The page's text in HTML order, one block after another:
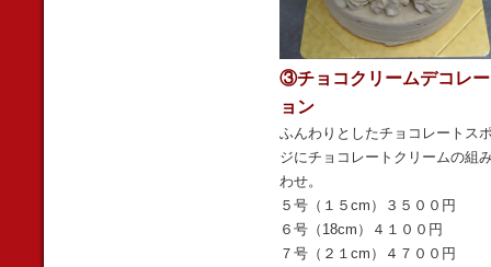
③チョコクリームデコレ
ョン
ふんわりとしたチョコレートス
ジにチョコレートクリームの組
わせ。
５号（１５cm）３５００円
６号（18cm）４１００円
７号（２１cm）４７００円